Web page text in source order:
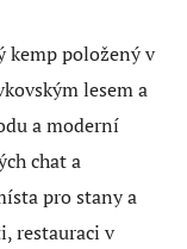
kemp položený v
lesem a
a moderní
chat a
pro stany a
restauraci v